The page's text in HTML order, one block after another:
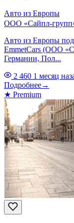
Авто из Европы
ООО «Сайпл-
Авто из Европы под
EmmetCars (ООО
Германии, Пол...
2 460 1 месяц
Подробнее→
★ Premium